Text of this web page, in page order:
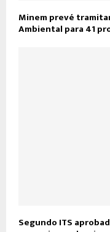
Minem prevé
Ambiental para 41
Segundo ITS